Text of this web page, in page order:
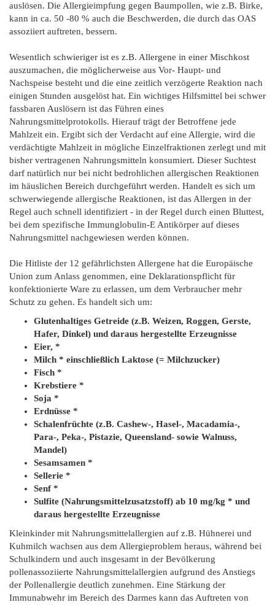
auslösen. Die Allergieimpfung gegen Baumpollen, wie z.B. Birke,
kann in ca. 50 -80 % auch die Beschwerden, die durch das OAS
assoziiert auftreten, bessern.
Wesentlich schwieriger ist es z.B. Allergene in einer Mischkost
auszumachen, die möglicherweise aus Vor- Haupt- und
Nachspeise besteht und die eine zeitlich verzögerte Reaktion nach
einigen Stunden ausgelöst hat. Ein wichtiges Hilfsmittel bei schwer
fassbaren Auslösern ist das Führen eines
Nahrungsmittelprotokolls. Hierauf trägt der Betroffene jede
Mahlzeit ein. Ergibt sich der Verdacht auf eine Allergie, wird die
verdächtigte Mahlzeit in mögliche Einzelfraktionen zerlegt und mit
bisher vertragenen Nahrungsmitteln konsumiert. Dieser Suchtest
darf natürlich nur bei nicht bedrohlichen allergischen Reaktionen
im häuslichen Bereich durchgeführt werden. Handelt es sich um
schwerwiegende allergische Reaktionen, ist das Allergen in der
Regel auch schnell identifiziert - in der Regel durch einen Bluttest,
bei dem spezifische Immunglobulin-E Antikörper auf dieses
Nahrungsmittel nachgewiesen werden können.
Die Hitliste der 12 gefährlichsten Allergene hat die Europäische
Union zum Anlass genommen, eine Deklarationspflicht für
konfektionierte Ware zu erlassen, um dem Verbraucher mehr
Schutz zu gehen. Es handelt sich um:
Glutenhaltiges Getreide (z.B. Weizen, Roggen, Gerste,
Hafer, Dinkel) und daraus hergestellte Erzeugnisse
Eier, *
Milch * einschließlich Laktose (= Milchzucker)
Fisch *
Krebstiere *
Soja *
Erdnüsse *
Schalenfrüchte (z.B. Cashew-, Hasel-, Macadamia-,
Para-, Peka-, Pistazie, Queensland- sowie Walnuss,
Mandel)
Sesamsamen *
Sellerie *
Senf *
Sulfite (Nahrungsmittelzusatzstoff) ab 10 mg/kg * und
daraus hergestellte Erzeugnisse
Kleinkinder mit Nahrungsmittelallergien auf z.B. Hühnerei und
Kuhmilch wachsen aus dem Allergieproblem heraus, während bei
Schulkindern und auch insgesamt in der Bevölkerung
pollenassoziierte Nahrungsmittelallergien aufgrund des Anstiegs
der Pollenallergie deutlich zunehmen. Eine Stärkung der
Immunabwehr im Bereich des Darmes kann das Auftreten von